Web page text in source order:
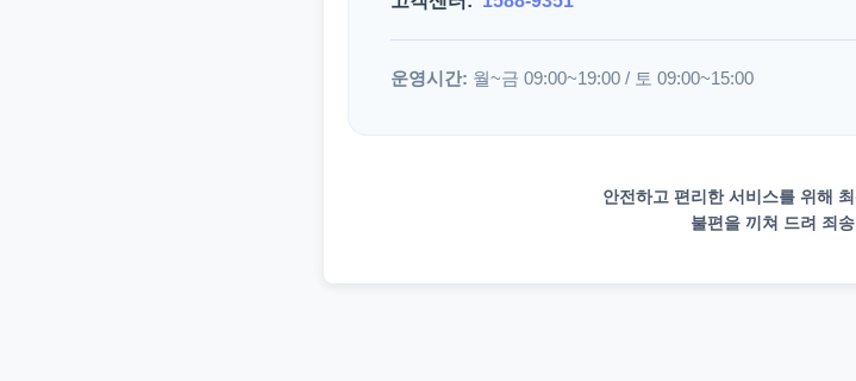
운영시간: 월~금 09:00~19:00 / 토 09:00~15:00
안전하고 편리한 서비스를 위해
불편을 끼쳐 드려 죄